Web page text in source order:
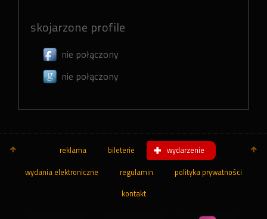
skojarzone profile
nie połączony
nie połączony
reklama bileterie wydarzenie
wydania elektroniczne regulamin polityka prywatności
kontakt